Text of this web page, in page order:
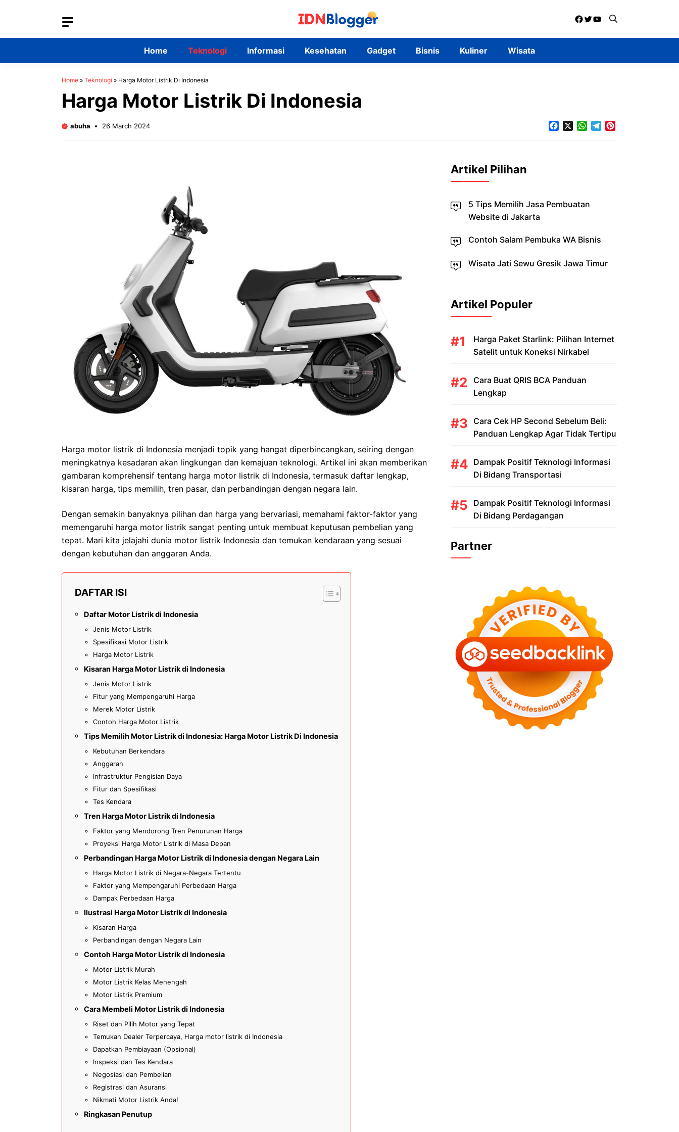
Facebook
Twitter
YouTube
Home Teknologi Informasi Kesehatan Gadget Bisnis Kuliner Wisata
Home » Teknologi » Harga Motor Listrik Di Indonesia
Harga Motor Listrik Di Indonesia
abuha 26 March 2024 FacebookWhatsApp
Telegram
Harga motor listrik di Indonesia menjadi topik yang hangat diperbincangkan, seiring dengan
meningkatnya kesadaran akan lingkungan dan kemajuan teknologi. Artikel ini akan memberikan
gambaran komprehensif tentang harga motor listrik di Indonesia, termasuk daftar lengkap,
kisaran harga, tips memilih, tren pasar, dan perbandingan dengan negara lain.
Dengan semakin banyaknya pilihan dan harga yang bervariasi, memahami faktor-faktor yang
memengaruhi harga motor listrik sangat penting untuk membuat keputusan pembelian yang
tepat. Mari kita jelajahi dunia motor listrik Indonesia dan temukan kendaraan yang sesuai
dengan kebutuhan dan anggaran Anda.
DAFTAR ISI
Daftar Motor Listrik di Indonesia
Jenis Motor Listrik
Spesifikasi Motor Listrik
Harga Motor Listrik
Kisaran Harga Motor Listrik di Indonesia
Jenis Motor Listrik
Fitur yang Mempengaruhi Harga
Merek Motor Listrik
Contoh Harga Motor Listrik
Tips Memilih Motor Listrik di Indonesia: Harga Motor Listrik Di Indonesia
Kebutuhan Berkendara
Anggaran
Infrastruktur Pengisian Daya
Fitur dan Spesifikasi
Tes Kendara
Tren Harga Motor Listrik di Indonesia
Faktor yang Mendorong Tren Penurunan Harga
Proyeksi Harga Motor Listrik di Masa Depan
Perbandingan Harga Motor Listrik di Indonesia dengan Negara Lain
Harga Motor Listrik di Negara-Negara Tertentu
Faktor yang Mempengaruhi Perbedaan Harga
Dampak Perbedaan Harga
Ilustrasi Harga Motor Listrik di Indonesia
Kisaran Harga
Perbandingan dengan Negara Lain
Contoh Harga Motor Listrik di Indonesia
Motor Listrik Murah
Motor Listrik Kelas Menengah
Motor Listrik Premium
Cara Membeli Motor Listrik di Indonesia
Riset dan Pilih Motor yang Tepat
Temukan Dealer Terpercaya, Harga motor listrik di Indonesia
Dapatkan Pembiayaan (Opsional)
Inspeksi dan Tes Kendara
Negosiasi dan Pembelian
Registrasi dan Asuransi
Nikmati Motor Listrik Anda!
Ringkasan Penutup
Artikel Pilihan
5 Tips Memilih Jasa Pembuatan
Website di Jakarta
Contoh Salam Pembuka WA Bisnis
Wisata Jati Sewu Gresik Jawa Timur
Artikel Populer
Harga Paket Starlink: Pilihan Internet
Satelit untuk Koneksi Nirkabel
Cara Buat QRIS BCA Panduan
Lengkap
Cara Cek HP Second Sebelum Beli:
Panduan Lengkap Agar Tidak Tertipu
Dampak Positif Teknologi Informasi
Di Bidang Transportasi
Dampak Positif Teknologi Informasi
Di Bidang Perdagangan
Partner